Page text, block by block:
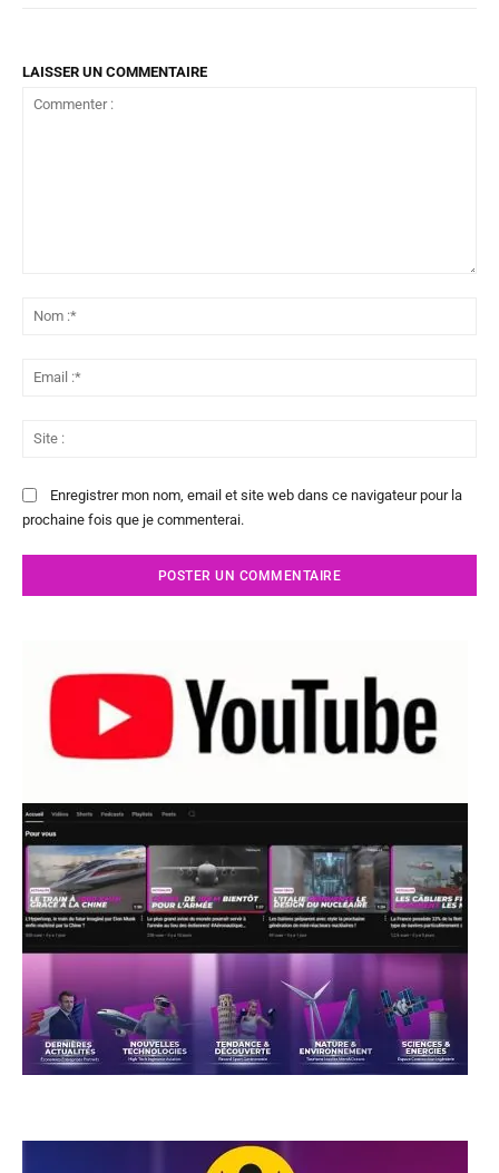
LAISSER UN COMMENTAIRE
Enregistrer mon nom, email et site web dans ce navigateur pour la
prochaine fois que je commenterai.